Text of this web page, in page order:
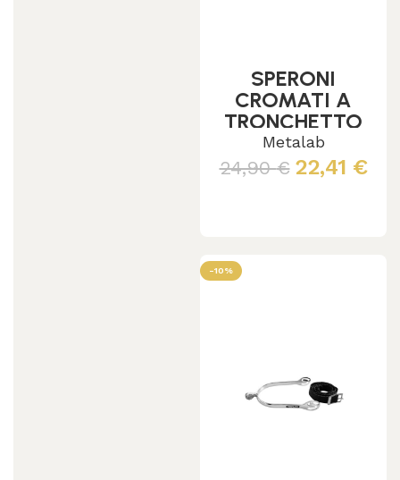
SPERONI
CROMATI A
TRONCHETTO
METALAB
C/LACCIOLINI
NYLON
Metalab
24,90€ 22,41 €
-10%